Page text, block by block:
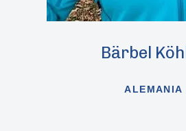
Bärbel
ALEMANIA